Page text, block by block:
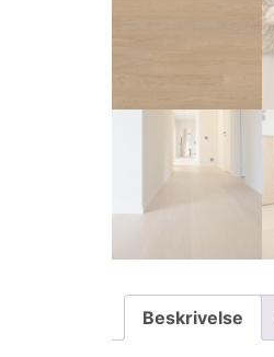
Beskrivelse